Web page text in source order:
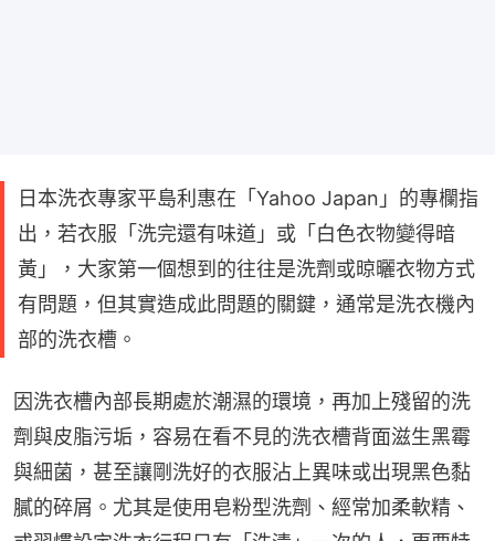
日本洗衣專家平島利惠在「Yahoo Japan」的專欄指
出，若衣服「洗完還有味道」或「白色衣物變得暗
黃」，大家第一個想到的往往是洗劑或晾曬衣物方式
有問題，但其實造成此問題的關鍵，通常是洗衣機內
部的洗衣槽。
因洗衣槽內部長期處於潮濕的環境，再加上殘留的洗
劑與皮脂污垢，容易在看不見的洗衣槽背面滋生黑霉
與細菌，甚至讓剛洗好的衣服沾上異味或出現黑色黏
膩的碎屑。尤其是使用皂粉型洗劑、經常加柔軟精、